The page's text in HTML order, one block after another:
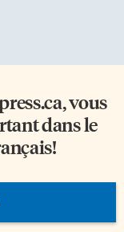
, vous
dans le